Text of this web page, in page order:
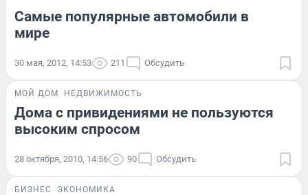
Самые популярные автомобили в
мире
30 мая, 2012, 14:53 211 Обсудить
МОЙ ДОМ НЕДВИЖИМОСТЬ
Дома с привидениями не пользуются
высоким спросом
28 октября, 2010, 14:56 90 Обсудить
БИЗНЕС ЭКОНОМИКА